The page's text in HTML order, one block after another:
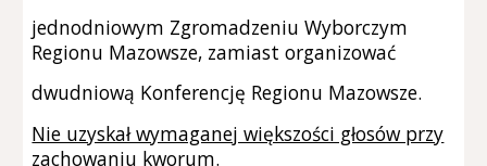
jednodniowym Zgromadzeniu Wyborczym
Regionu Mazowsze, zamiast organizować
dwudniową Konferencję Regionu Mazowsze.
Nie uzyskał wymaganej większości głosów przy
zachowaniu kworum.